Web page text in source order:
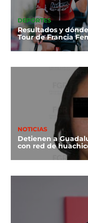
DEPORTES
Resultados y
Tour de Francia
NOTICIAS
Detienen a
con red de